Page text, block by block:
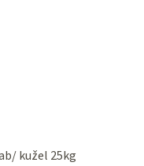
kužel 25kg